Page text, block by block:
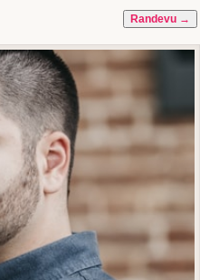
Randevu →